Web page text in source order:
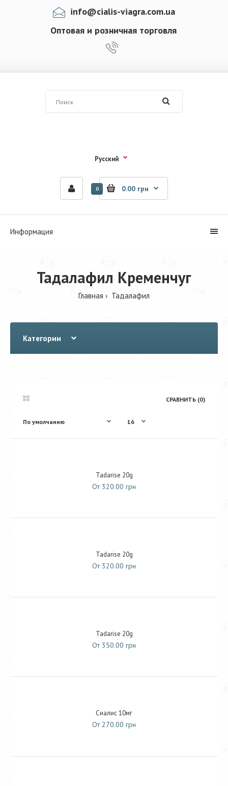
info@cialis-viagra.com.ua
Оптовая и розничная торговля
Русский
0 0.00 грн
Информация
Тадалафил Кременчуг
Главная Тадалафил
Категории
СРАВНИТЬ (0)
Tadarise 20g
От 320.00 грн
Tadarise 20g
От 320.00 грн
Tadarise 20g
От 350.00 грн
Сиалис 10мг
От 270.00 грн